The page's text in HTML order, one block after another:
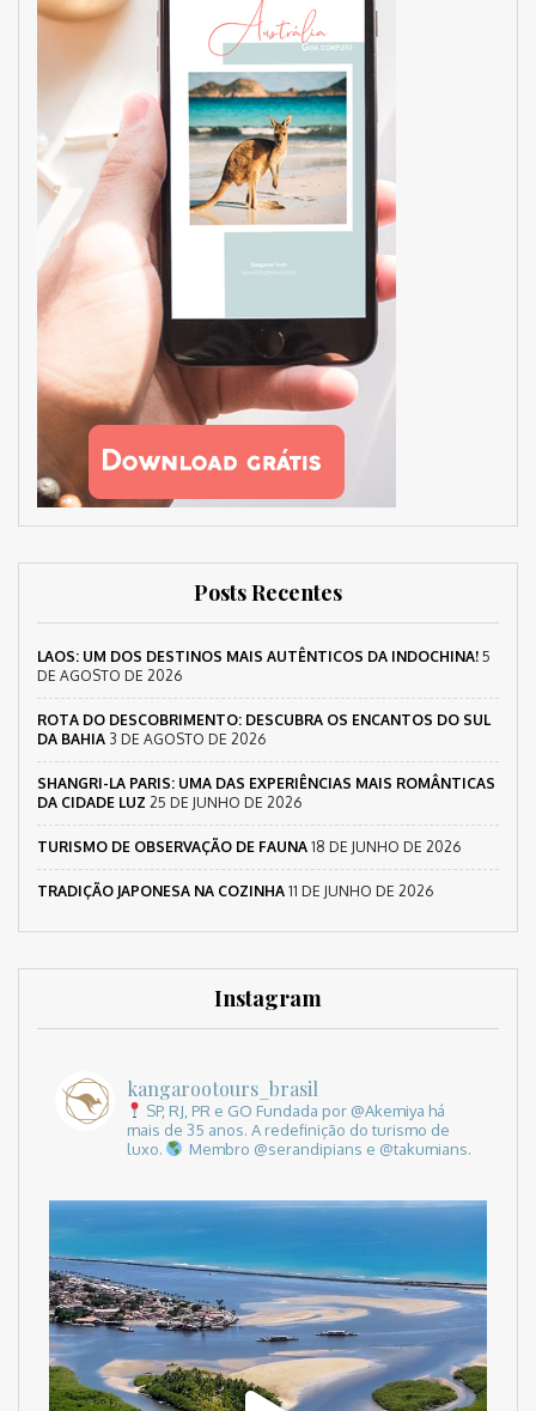
Posts Recentes
LAOS: UM DOS DESTINOS MAIS AUTÊNTICOS DA INDOCHINA! 5
DE AGOSTO DE 2026
ROTA DO DESCOBRIMENTO: DESCUBRA OS ENCANTOS DO SUL
DA BAHIA 3 DE AGOSTO DE 2026
SHANGRI-LA PARIS: UMA DAS EXPERIÊNCIAS MAIS ROMÂNTICAS
DA CIDADE LUZ 25 DE JUNHO DE 2026
TURISMO DE OBSERVAÇÃO DE FAUNA 18 DE JUNHO DE 2026
TRADIÇÃO JAPONESA NA COZINHA 11 DE JUNHO DE 2026
Instagram
kangarootours_brasil
SP, RJ, PR e GO Fundada por @Akemiya há
mais de 35 anos. A redefinição do turismo de
luxo.
Membro @serandipians e @takumians.